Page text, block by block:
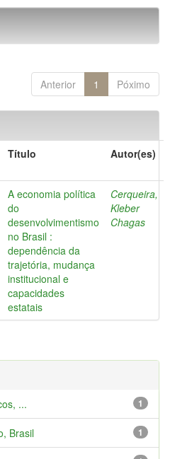
Anterior 1 Póximo
Título Autor(es)
A economia política
do
desenvolvimentismo
no Brasil :
dependência da
trajetória, mudança
institucional e
capacidades
estatais
Cerqueira,
Kleber
Chagas
1
...
1
Brasil